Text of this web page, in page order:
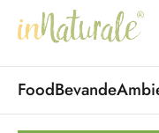
FoodBevande